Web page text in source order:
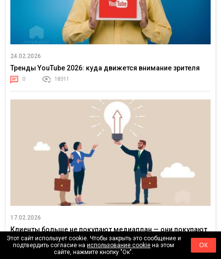
24.02.2026
Тренды YouTube 2026: куда движется внимание зрителя
0 18311
17.02.2026
Клиенты больше не покупают медиаплан — они покупают
уверенность в результате
0 24685
Этот сайт использует cookie. Чтобы закрыть это сообщение и
подтвердить согласие наиспользование cookie на этом
сайте, нажмите кнопку "Ок".
ОК